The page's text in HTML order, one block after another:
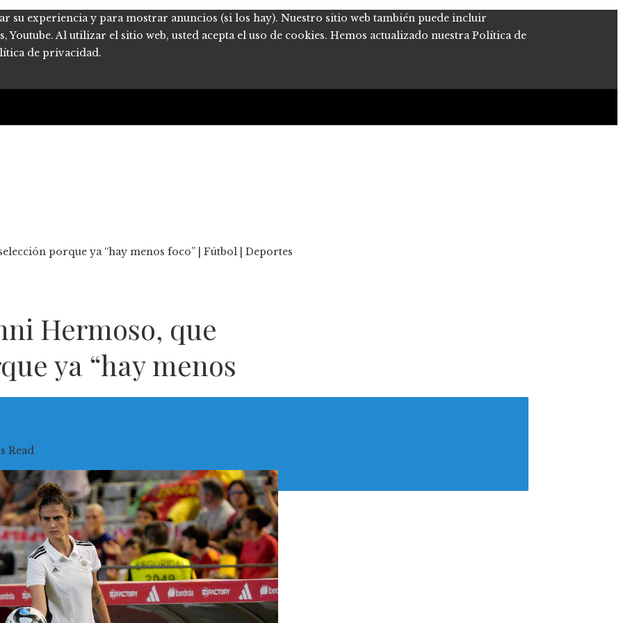
su experiencia y para mostrar anuncios (si los hay). Nuestro sitio web también puede incluir
Youtube. Al utilizar el sitio web, usted acepta el uso de cookies. Hemos actualizado nuestra Política de
de privacidad.
porque ya “hay menos foco” | Fútbol | Deportes
Hermoso, que
ya “hay menos
Read